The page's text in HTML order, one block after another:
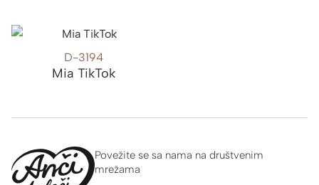
D-3194
Mia TikTok
Povežite se sa nama na društvenim
mrežama